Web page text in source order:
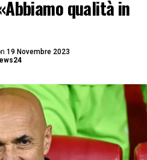
qualità in
19 Novembre 2023